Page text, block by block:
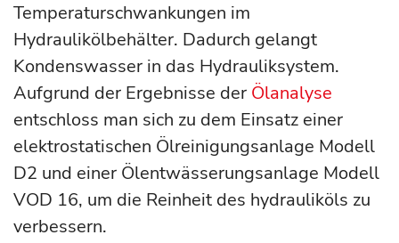
Temperaturschwankungen im
Hydraulikölbehälter. Dadurch gelangt
Kondenswasser in das Hydrauliksystem.
Aufgrund der Ergebnisse der Ölanalyse
entschloss man sich zu dem Einsatz einer
elektrostatischen Ölreinigungsanlage Modell
D2 und einer Ölentwässerungsanlage Modell
VOD 16, um die Reinheit des hydrauliköls zu
verbessern.